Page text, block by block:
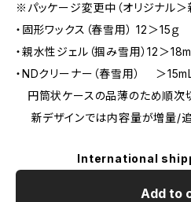
※パッケージ変更中（オリジナル＞
・固形ワックス（春雪用） 12＞15ｇ
・親水性ジェル（掴み雪用）12＞
・NDクリーナー（春雪用） ＞
円筒状ケースの品薄のため順次
新デザインでは内容量が増量/
International
Add to